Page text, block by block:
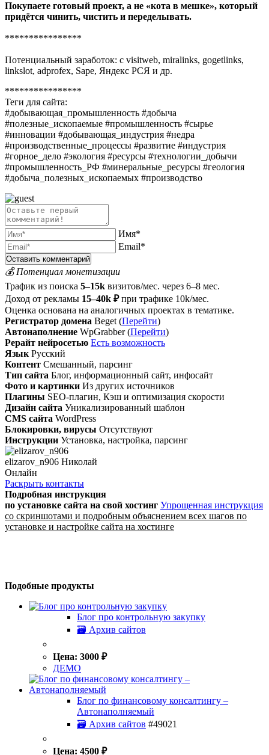
Покупаете готовый проект, а не «кота в мешке», который
придётся чинить, чистить и переделывать.
****************
Потенциальный заработок: с visitweb, miralinks, gogetlinks,
linkslot, adprofex, Sape, Яндекс РСЯ и др.
****************
Теги для сайта:
#добывающая_промышленность #добыча
#полезные_ископаемые #промышленность #сырье
#инновации #добывающая_индустрия #недра
#производственные_процессы #развитие #индустрия
#горное_дело #экология #ресурсы #технологии_добычи
#промышленность_РФ #минеральные_ресурсы #геология
#добыча_полезных_ископаемых #производство
Имя*
Email*
💰 Потенциал монетизации
Трафик из поиска 5–15k визитов/мес. через 6–8 мес.
Доход от рекламы 15–40k ₽ при трафике 10k/мес.
Оценка основана на аналогичных проектах в тематике.
Регистратор домена Beget (Перейти)
Автонаполнение WpGrabber (Перейти)
Рерайт нейросетью Есть возможность
Язык Русский
Контент Смешанный, парсинг
Тип сайта Блог, информационный сайт, инфосайт
Фото и картинки Из других источников
Плагины SEO-плагин, Кэш и оптимизация скорости
Дизайн сайта Уникализированный шаблон
CMS сайта WordPress
Блокировки, вирусы Отсутствуют
Инструкции Установка, настройка, парсинг
elizarov_n906 Николай
Онлайн
Раскрыть контакты
Подробная инструкция
по установке сайта на свой хостинг Упрощенная инструкция
со скриншотами и подробным объяснением всех шагов по
установке и настройке сайта на хостинге
Подобные продукты
Блог про контрольную закупку
🗃 Архив сайтов
Цена: 3000 ₽
ДЕМО
Блог по финансовому консалтингу –
Автонаполняемый
🗃 Архив сайтов #49021
Цена: 4500 ₽